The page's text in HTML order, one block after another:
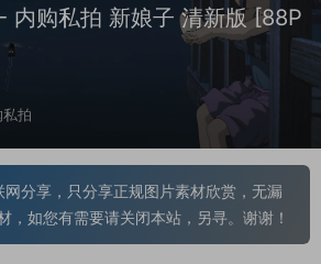
内购私拍 新娘子 清新版 [88P
私拍
分享，只分享正规图片素材欣赏，无漏
，如您有需要请关闭本站，另寻。谢谢！